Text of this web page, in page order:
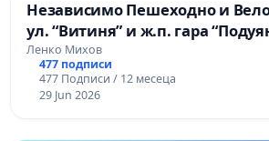
Независимо Пешеходно и
ул. “Витиня” и ж.п. гара
изграждане
Ленко Михов
477 подписи
477 Подписи / 12 месеца
29 Jun 2026